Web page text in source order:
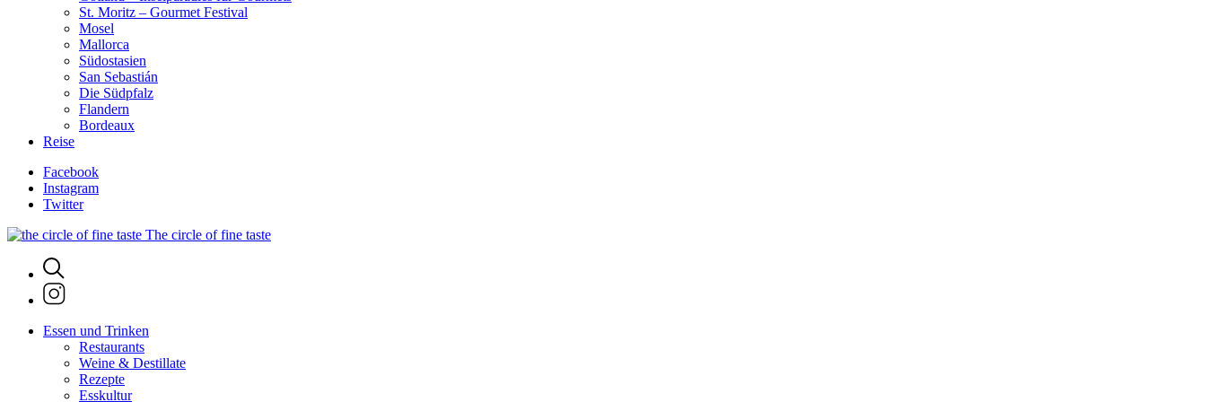
St. Moritz – Gourmet Festival
Mosel
Mallorca
Südostasien
San Sebastián
Die Südpfalz
Flandern
Bordeaux
Reise
Facebook
Instagram
Twitter
The circle of fine taste
Essen und Trinken
Restaurants
Weine & Destillate
Rezepte
Esskultur